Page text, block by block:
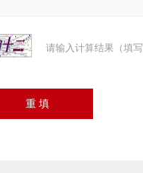
请输入计算结果（填